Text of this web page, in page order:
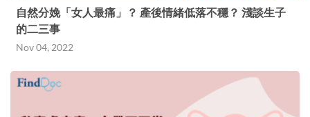
自然分娩「女人最痛」？ 產後情緒低落不穩？ 淺談生子
的二三事
Nov 04, 2022